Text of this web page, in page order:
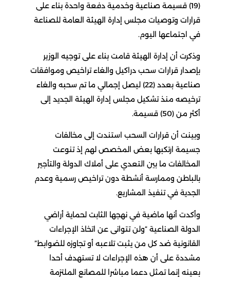
(19) قسيمة صناعية وخدمية دفعة واحدة بناء على
قرارات وتوصيات مجلس إدارة الهيئة العامة للصناعة
في اجتماعها اليوم.
وذكرت أن إدارة الهيئة قامت بناء على توجيه الوزير
بإصدار قرارات سحب دراكيل والغاء تراخيص وموافقات
صناعية بعدد (22) ليصل إجمالي ما تم سحبه والغاء
ترخيصه منذ تشكيل مجلس إدارة الهيئة الجديد إلى
أكثر من (50) قسيمة.
وبينت أن قرارات السحب استندت إلى مخالفات
جسيمة ارتكبها بعض المخصص لهم إذ تنوعت
المخالفات ما بين التعدي على أملاك الدولة والتأجير
بالباطن وممارسة أنشطة دون تراخيص رسمية وعدم
الجدية في تنفيذ المشاريع.
وأكدت أنها ماضية في نهجها الثابت لحماية أراضي
الدولة الصناعية “ولن تتوانى عن اتخاذ الإجراءات
القانونية ضد كل من يثبت تلاعبه أو تجاوزه للضوابط”
مشددة على أن هذه الإجراءات لا تستهدف أحدا
بعينه إنما تمثل دعما مباشرا للمصانع الملتزمة